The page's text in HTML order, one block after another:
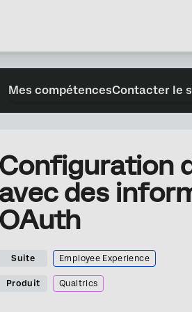
Mes compétencesContacter le
Configuration
avec des
OAuth
Suite Employee Experience
Produit Qualtrics